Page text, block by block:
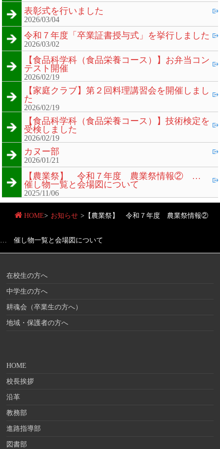
表彰式を行いました
2026/03/04
令和７年度「卒業証書授与式」を挙行しました
2026/03/02
【食品科学科（食品栄養コース）】お弁当コン
テスト開催
2026/02/19
【家庭クラブ】第２回料理講習会を開催しまし
た
2026/02/19
【食品科学科（食品栄養コース）】技術検定を
受検しました
2026/02/19
カヌー部
2026/01/21
【農業祭】 令和７年度 農業祭情報② …
催し物一覧と会場図について
2025/11/06
HOME> お知らせ > 【農業祭】 令和７年度 農業祭情報②
… 催し物一覧と会場図について
在校生の方へ
中学生の方へ
耕魂会（卒業生の方へ）
地域・保護者の方へ
HOME
校長挨拶
沿革
教務部
進路指導部
図書部